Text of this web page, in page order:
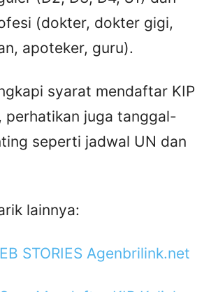
(dokter, dokter gigi,
apoteker, guru).
syarat mendaftar KIP
perhatikan juga tanggal-
seperti jadwal UN dan
lainnya:
STORIES Agenbrilink.net